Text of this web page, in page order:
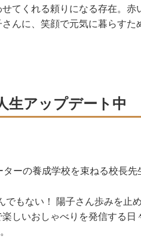
てくれる頼りになる存在。赤
んに、笑顔で元気に暮らすた
生アップデート中
ーの養成学校を束ねる校長先
もない！ 陽子さん歩みを止
しいおしゃべりを発信する日